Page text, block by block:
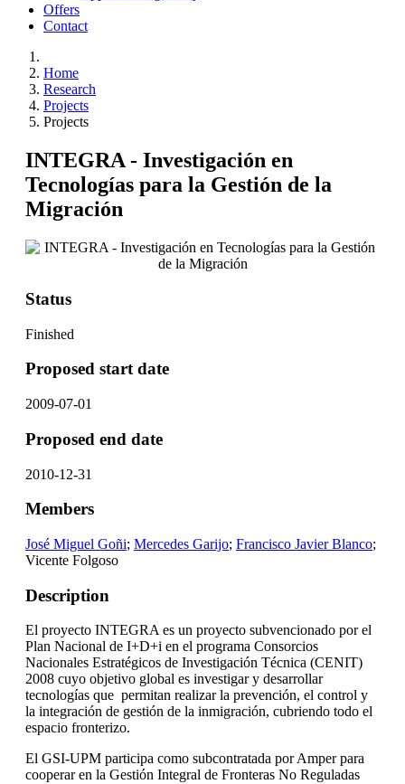
Offers
Contact
Home
Research
Projects
Projects
INTEGRA - Investigación en
Tecnologías para la Gestión de la
Migración
Status
Finished
Proposed start date
2009-07-01
Proposed end date
2010-12-31
Members
José Miguel Goñi; Mercedes Garijo; Francisco Javier Blanco;
Vicente Folgoso
Description
El proyecto INTEGRA es un proyecto subvencionado por el
Plan Nacional de I+D+i en el programa Consorcios
Nacionales Estratégicos de Investigación Técnica (CENIT)
2008 cuyo objetivo global es investigar y desarrollar
tecnologías que permitan realizar la prevención, el control y
la integración de gestión de la inmigración, cubriendo todo el
espacio fronterizo.
El GSI-UPM participa como subcontratada por Amper para
cooperar en la Gestión Integral de Fronteras No Reguladas